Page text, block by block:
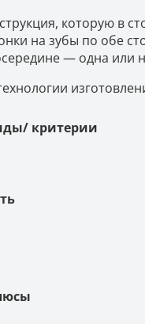
которую в
на зубы по обе
— одна или
критерии